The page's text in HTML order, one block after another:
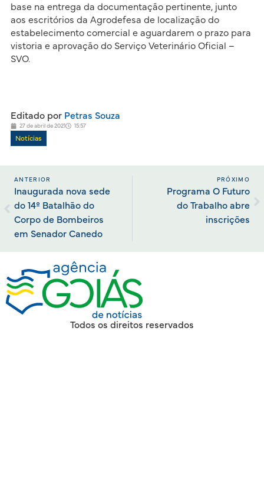
base na entrega da documentação pertinente, junto
aos escritórios da Agrodefesa de localização do
estabelecimento comercial e aguardarem o prazo para
vistoria e aprovação do Serviço Veterinário Oficial –
SVO.
Editado porPetras Souza
27 de abril de 2021 15:57
Notícias
ANTERIOR
Inaugurada nova sede
do 14º Batalhão do
Corpo de Bombeiros
em Senador Canedo
PRÓXIMO
Programa O Futuro
do Trabalho abre
inscrições
Todos os direitos reservados